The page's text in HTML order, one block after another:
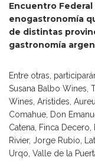
Encuentro Federal
enogastronomía
de distintas
gastronomía
Entre otras,
Susana Balbo Wines,
Wines, Arístides,
Comahue, Don
Catena, Finca Decero,
Rivier, Jorge Rubio,
Urqo, Valle de la